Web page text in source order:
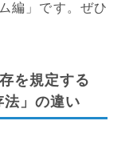
編」です。ぜひ
を規定する
法」の違い